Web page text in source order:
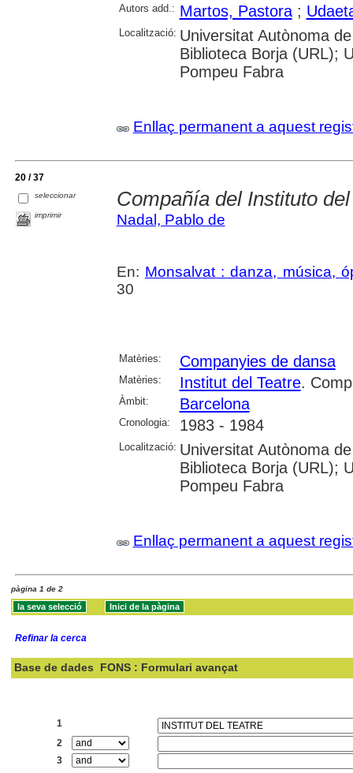
Autors add.: Martos, Pastora;
Localització: Universitat Autònoma
Biblioteca Borja (URL);
Pompeu Fabra
Enllaç permanent a aquest
20 / 37
seleccionar
imprimir
Compañía del Instituto
Nadal, Pablo de
En: Monsalvat : danza, música,
30
Matèries: Companyies de dansa
Matèries: Institut del Teatre.
Àmbit: Barcelona
Cronologia: 1983 - 1984
Localització: Universitat Autònoma
Biblioteca Borja (URL);
Pompeu Fabra
Enllaç permanent a aquest
pàgina 1 de 2
Refinar la cerca
Base de dades FONS : Formulari avançat
1
2
3